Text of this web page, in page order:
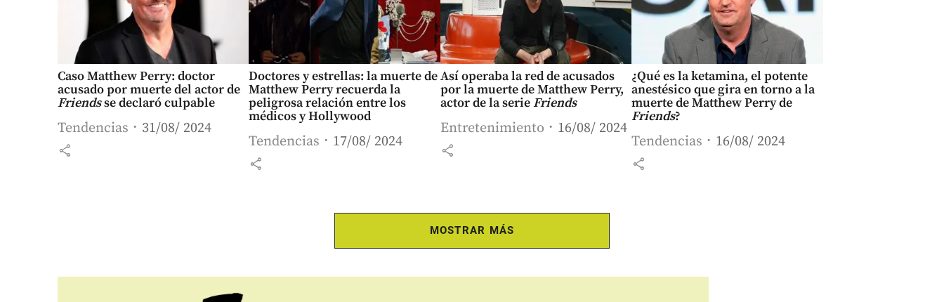
Caso Matthew Perry: doctor
acusado por muerte del actor de
Friendsse declaró culpable
Tendencias 31/08/ 2024
share
Doctores y estrellas: la muerte de
Matthew Perry recuerda la
peligrosa relación entre los
médicos y Hollywood
Tendencias 17/08/ 2024
share
Así operaba la red de acusados
por la muerte de Matthew Perry,
actor de la serieFriends
Entretenimiento 16/08/ 2024
share
¿Qué es la ketamina, el potente
anestésico que gira en torno a la
muerte de Matthew Perry de
Friends?
Tendencias 16/08/ 2024
share
MOSTRAR MÁS